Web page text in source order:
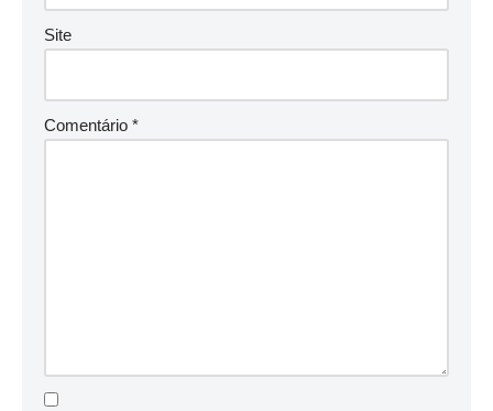
Site
Comentário *